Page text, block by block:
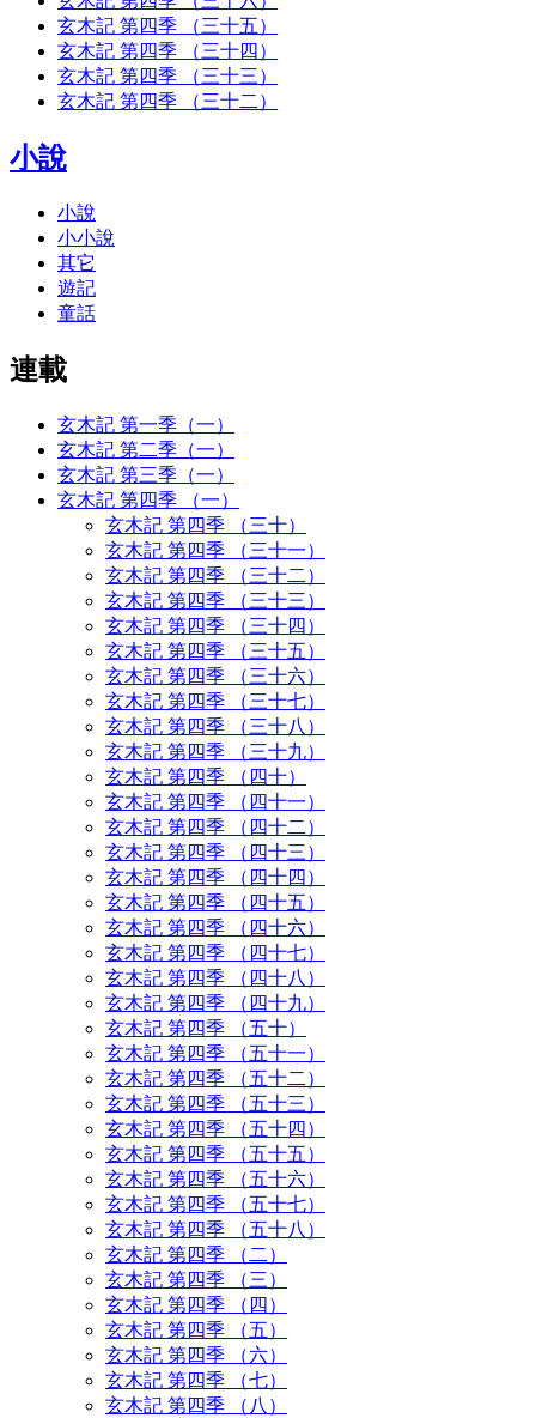
玄木記 第四季 （三十五）
玄木記 第四季 （三十四）
玄木記 第四季 （三十三）
玄木記 第四季 （三十二）
小說
小說
小小說
其它
遊記
童話
連載
玄木記 第一季（一）
玄木記 第二季（一）
玄木記 第三季（一）
玄木記 第四季 （一）
玄木記 第四季 （三十）
玄木記 第四季 （三十一）
玄木記 第四季 （三十二）
玄木記 第四季 （三十三）
玄木記 第四季 （三十四）
玄木記 第四季 （三十五）
玄木記 第四季 （三十六）
玄木記 第四季 （三十七）
玄木記 第四季 （三十八）
玄木記 第四季 （三十九）
玄木記 第四季 （四十）
玄木記 第四季 （四十一）
玄木記 第四季 （四十二）
玄木記 第四季 （四十三）
玄木記 第四季 （四十四）
玄木記 第四季 （四十五）
玄木記 第四季 （四十六）
玄木記 第四季 （四十七）
玄木記 第四季 （四十八）
玄木記 第四季 （四十九）
玄木記 第四季 （五十）
玄木記 第四季 （五十一）
玄木記 第四季 （五十二）
玄木記 第四季 （五十三）
玄木記 第四季 （五十四）
玄木記 第四季 （五十五）
玄木記 第四季 （五十六）
玄木記 第四季 （五十七）
玄木記 第四季 （五十八）
玄木記 第四季 （二）
玄木記 第四季 （三）
玄木記 第四季 （四）
玄木記 第四季 （五）
玄木記 第四季 （六）
玄木記 第四季 （七）
玄木記 第四季 （八）